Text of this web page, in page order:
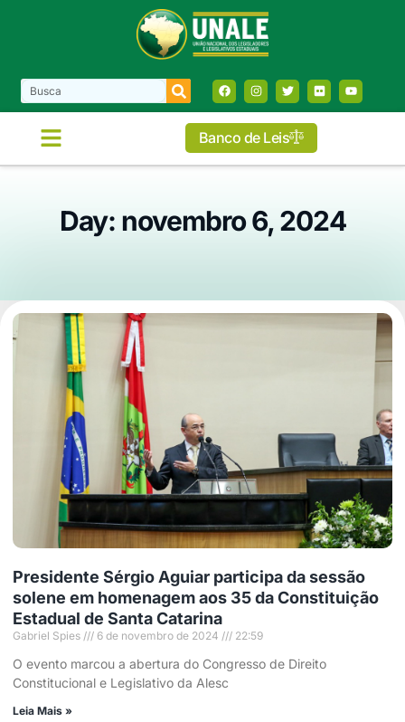
Banco de Leis
Day: novembro 6, 2024
Presidente Sérgio Aguiar participa da sessão
solene em homenagem aos 35 da Constituição
Estadual de Santa Catarina
Gabriel Spies 6 de novembro de 2024 22:59
O evento marcou a abertura do Congresso de Direito
Constitucional e Legislativo da Alesc
Leia Mais »